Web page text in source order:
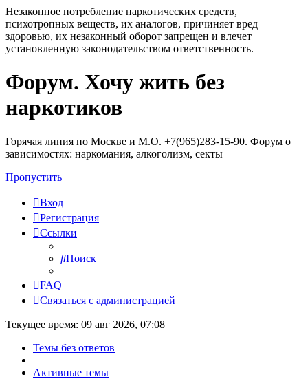
Незаконное потребление наркотических средств,
психотропных веществ, их аналогов, причиняет вред
здоровью, их незаконный оборот запрещен и влечет
установленную законодательством ответственность.
Регистрация
Форум. Хочу жить без
наркотиков
Горячая линия по Москве и М.О. +7(965)283-15-90. Форум о
зависимостях: наркомания, алкоголизм, секты
Пропустить
Вход
Регистрация
Ссылки
Поиск
FAQ
Связаться с администрацией
Текущее время: 09 авг 2026, 07:08
Темы без ответов
|
Активные темы